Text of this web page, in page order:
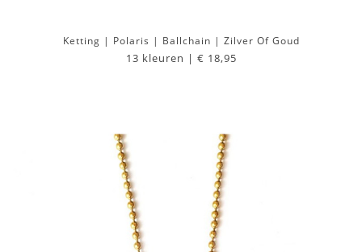
Ketting | Polaris | Ballchain | Zilver Of Goud
13 kleuren | € 18,95